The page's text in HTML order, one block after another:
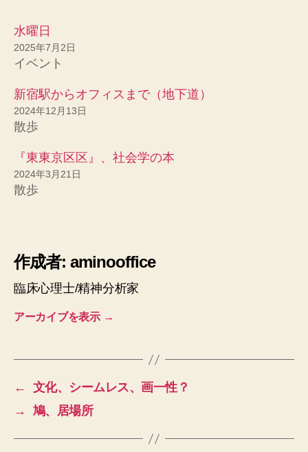
水曜日
2025年7月2日
イベント
新宿駅からオフィスまで（地下道）
2024年12月13日
散歩
『東東京区区』、社会学の本
2024年3月21日
散歩
作成者: aminooffice
臨床心理士/精神分析家
アーカイブを表示 →
←
文化、シームレス、画一性？
→
鳩、居場所